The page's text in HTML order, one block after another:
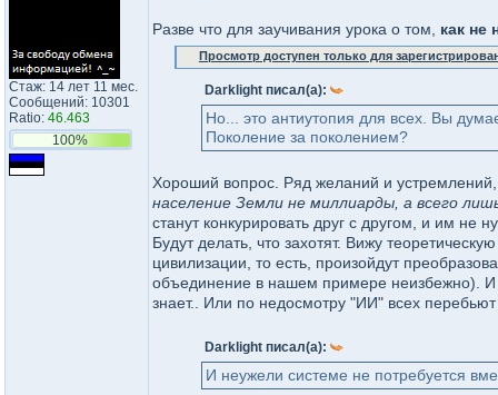
Стаж: 14 лет 11 мес.
Сообщений: 10301
Ratio: 46.463
100%
Разве что для заучивания урока о том, как не
Просмотр доступен только для
Darklight писал(а):
Но... это антиутопия для всех. Вы
Поколение за поколением?
Хороший вопрос. Ряд желаний и устремлений,
население Земли не миллиарды, а всего
станут конкурировать друг с другом, и им не
Будут делать, что захотят. Вижу
цивилизации, то есть, произойдут
объединение в нашем примере неизбежно). И
знает.. Или по недосмотру "ИИ" всех
Darklight писал(а):
И неужели системе не потребуется